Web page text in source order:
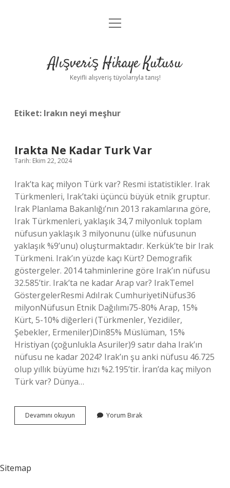
Anasayfa
Yasal Uyarı
menüyü
Alışveriş Hikaye Kutusu
Keyifli alışveriş tüyolarıyla tanış!
Etiket: Irakın neyi meşhur
Irakta Ne Kadar Turk Var
Tarih: Ekim 22, 2024
Irak’ta kaç milyon Türk var? Resmi istatistikler. Irak
Türkmenleri, Irak’taki üçüncü büyük etnik gruptur.
Irak Planlama Bakanlığı’nın 2013 rakamlarına göre,
Irak Türkmenleri, yaklaşık 34,7 milyonluk toplam
nüfusun yaklaşık 3 milyonunu (ülke nüfusunun
yaklaşık %9’unu) oluşturmaktadır. Kerkük’te bir Irak
Türkmeni. Irak’ın yüzde kaçı Kürt? Demografik
göstergeler. 2014 tahminlerine göre Irak’ın nüfusu
32.585’tir. Irak’ta ne kadar Arap var? IrakTemel
GöstergelerResmi AdıIrak CumhuriyetiNüfus36
milyonNüfusun Etnik Dağılımı75-80% Arap, 15%
Kürt, 5-10% diğerleri (Türkmenler, Yezidiler,
Şebekler, Ermeniler)Din85% Müslüman, 15%
Hristiyan (çoğunlukla Asuriler)9 satır daha Irak’ın
nüfusu ne kadar 2024? Irak’ın şu anki nüfusu 46.725
olup yıllık büyüme hızı %2.195’tir. İran’da kaç milyon
Türk var? Dünya…
Devamını okuyun
Ne
Yorum Bırak
Sitemap